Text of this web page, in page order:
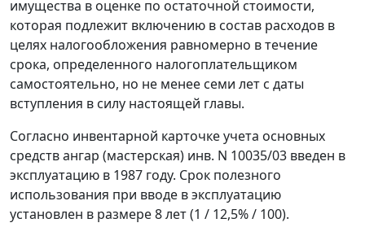
имущества в оценке по остаточной стоимости,
которая подлежит включению в состав расходов в
целях налогообложения равномерно в течение
срока, определенного налогоплательщиком
самостоятельно, но не менее семи лет с даты
вступления в силу настоящей главы.
Согласно инвентарной карточке учета основных
средств ангар (мастерская) инв. N 10035/03 введен в
эксплуатацию в 1987 году. Срок полезного
использования при вводе в эксплуатацию
установлен в размере 8 лет (1 / 12,5% / 100).